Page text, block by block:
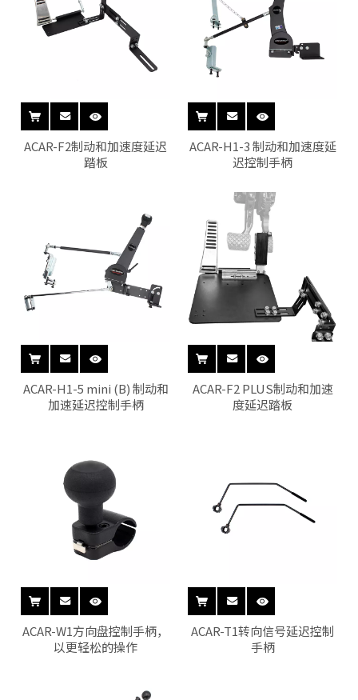
ACAR-F2制动和加速度延迟
踏板
ACAR-H1-3 制动和加速度延
迟控制手柄
ACAR-H1-5 mini (B) 制动和
加速延迟控制手柄
ACAR-F2 PLUS制动和加速
度延迟踏板
ACAR-W1方向盘控制手柄，
以更轻松的操作
ACAR-T1转向信号延迟控制
手柄